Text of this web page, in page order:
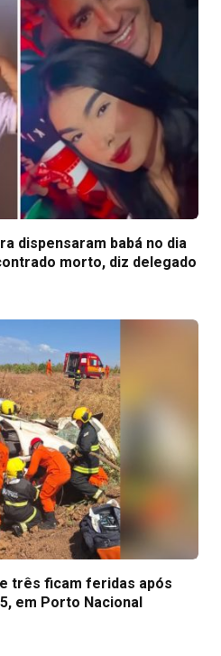
dispensaram babá no dia
morto, diz delegado
três ficam feridas após
em Porto Nacional